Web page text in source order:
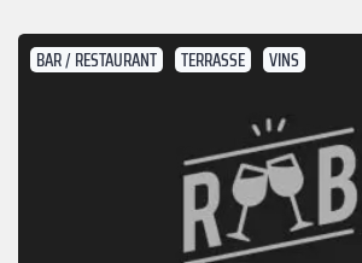
BAR / RESTAURANT TERRASSE VINS